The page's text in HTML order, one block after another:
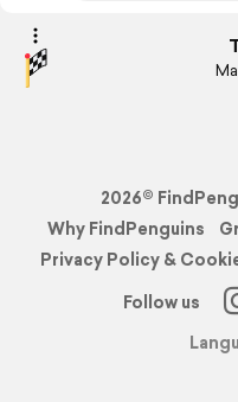
2026©
Why FindPenguins
Privacy Policy &
Follow us